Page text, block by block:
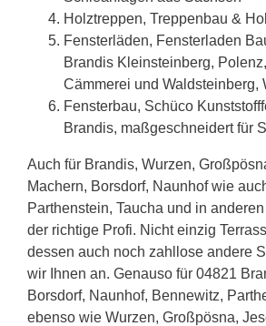
Holztreppen, Treppenbau &
Fensterläden, Fensterladen
Brandis Kleinsteinberg,
Cämmerei und Waldsteinberg,
Fensterbau, Schüco
Brandis, maßgeschneidert für
Auch für Brandis, Wurzen,
Machern, Borsdorf, Naunhof wie
Parthenstein, Taucha und in
der richtige Profi. Nicht einzig
dessen auch noch zahllose andere
wir Ihnen an. Genauso für 04821
Borsdorf, Naunhof, Bennewitz,
ebenso wie Wurzen, Großpösna,